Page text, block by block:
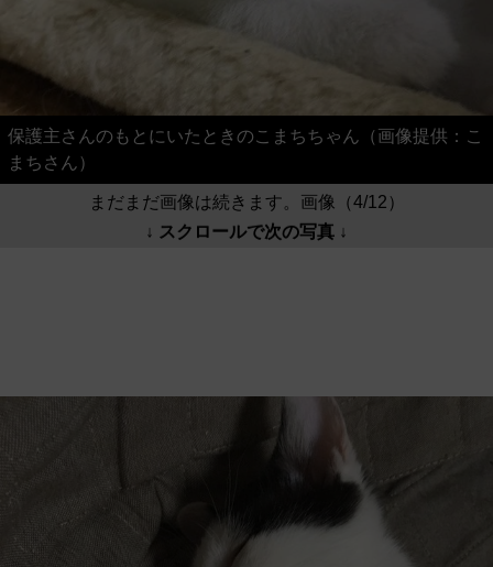
保護主さんのもとにいたときのこまちちゃん（画像提供：こ
まちさん）
まだまだ画像は続きます。画像（4/12）
↓ スクロールで次の写真 ↓